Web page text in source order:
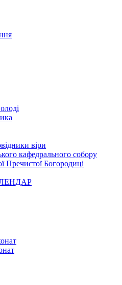
віри
кафедрального собору
Пречистої Богородиці